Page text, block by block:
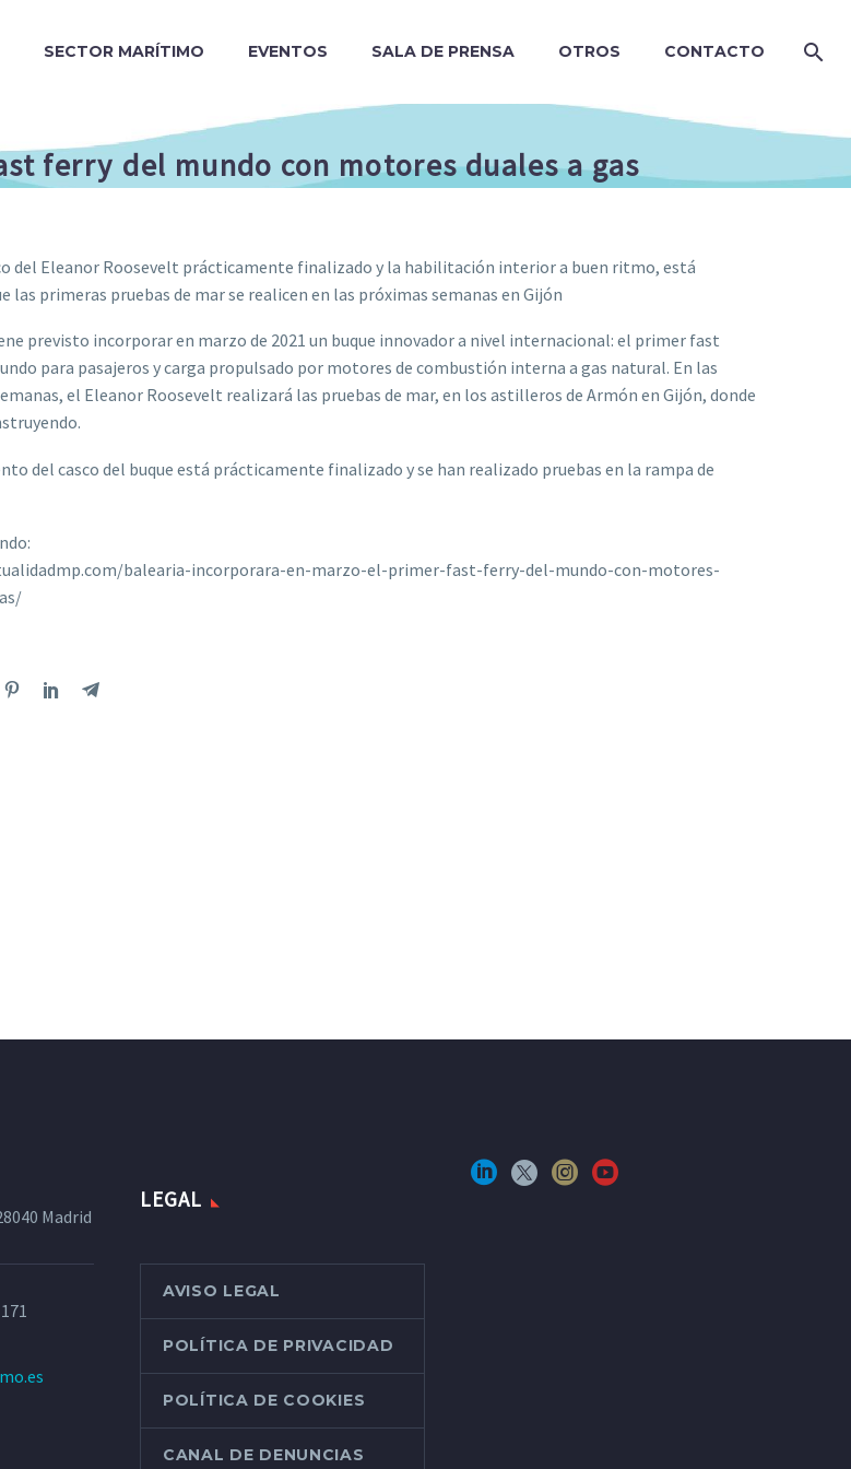
SECTOR MARÍTIMO EVENTOS SALA DE PRENSA OTROS CONTACTO
ferry del mundo con motores duales a gas
del Eleanor Roosevelt prácticamente finalizado y la habilitación interior a buen ritmo, está
las primeras pruebas de mar se realicen en las próximas semanas en Gijón
previsto incorporar en marzo de 2021 un buque innovador a nivel internacional: el primer fast
para pasajeros y carga propulsado por motores de combustión interna a gas natural. En las
el Eleanor Roosevelt realizará las pruebas de mar, en los astilleros de Armón en Gijón, donde
del casco del buque está prácticamente finalizado y se han realizado pruebas en la rampa de
balearia-incorporara-en-marzo-el-primer-fast-ferry-del-mundo-con-motores-
Madrid
LEGAL
AVISO LEGAL
POLÍTICA DE PRIVACIDAD
POLÍTICA DE COOKIES
CANAL DE DENUNCIAS